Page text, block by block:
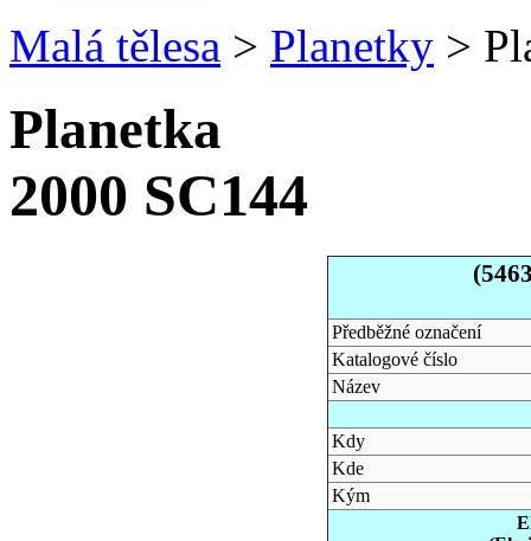
Malá tělesa > Planetky >
Planetka
2000 SC144
Předběžné označení
Katalogové číslo
Název
Kdy
Kde
Kým